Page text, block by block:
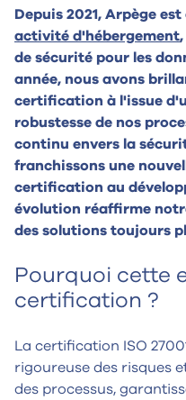
Depuis 2021, Arpège
activité d'hébergement
de sécurité pour les
année, nous avons
certification à l'issue
robustesse de nos
continu envers la
franchissons une
certification au
évolution réaffirme
des solutions toujours
Pourquoi cette
certification ?
La certification ISO
rigoureuse des risques
des processus,